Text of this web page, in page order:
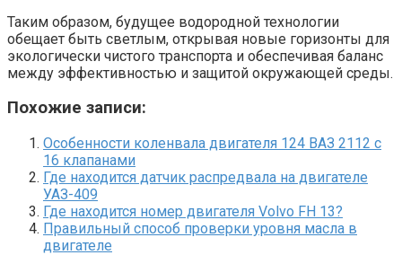
Таким образом, будущее водородной технологии
обещает быть светлым, открывая новые горизонты для
экологически чистого транспорта и обеспечивая баланс
между эффективностью и защитой окружающей среды.
Похожие записи:
Особенности коленвала двигателя 124 ВАЗ 2112 с
16 клапанами
Где находится датчик распредвала на двигателе
УАЗ-409
Где находится номер двигателя Volvo FH 13?
Правильный способ проверки уровня масла в
двигателе